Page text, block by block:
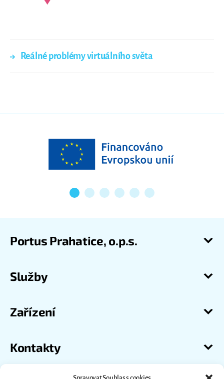
→ Reálné problémy virtuálního světa
Portus Prahatice, o.p.s.
Služby
Zařízení
Kontakty